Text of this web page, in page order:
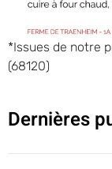
*Issues de notre
(68120)
Dernières